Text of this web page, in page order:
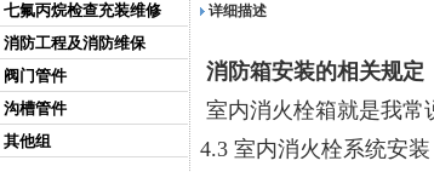
七氟丙烷检查充装维修
消防工程及消防维保
阀门管件
沟槽管件
其他组
详细描述
消防箱安装的相关规定
室内消火栓箱就是我常
4.3 室内消火栓系统安装